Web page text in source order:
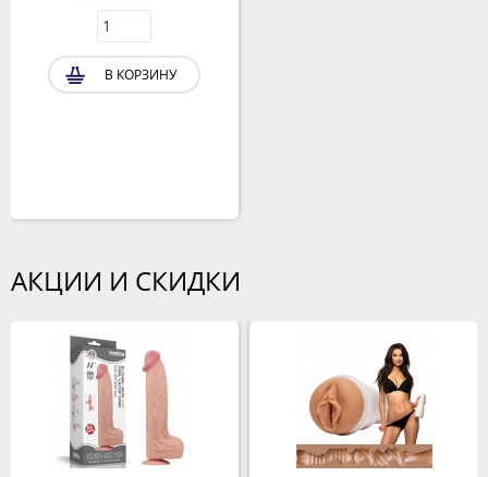
В КОРЗИНУ
АКЦИИ И СКИДКИ